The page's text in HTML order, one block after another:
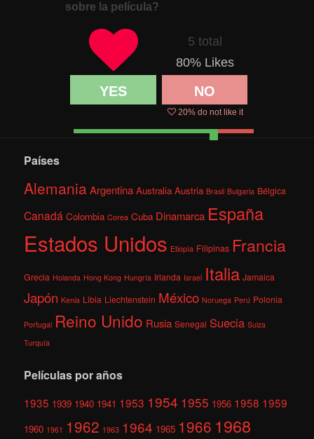
sobre la película?
5 total
80% Likes
YES NO
20% do not like it
Países
AlemaniaArgentina Australia Austria Brasil Bulgaria Bélgica
Canadá Colombia Corea Cuba Dinamarca España
Estados Unidos Etiopía Filipinas Francia
Grecia Holanda Hong Kong Hungría Irlanda Israel Italia Jamaica
Japón Kenia Libia Liechtenstein México Noruega Perú Polonia
Portugal Reino Unido Rusia Senegal Suecia Suiza
Turquía
Películas por años
1935 1939 1940 1941 1953 1954 1955 1956 1958 1959
1960 1961 1962 1963 1964 1965 1966 1968